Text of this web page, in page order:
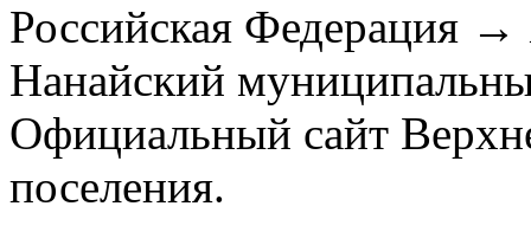
Российская Федерация
Нанайский
Официальный сайт
поселения.